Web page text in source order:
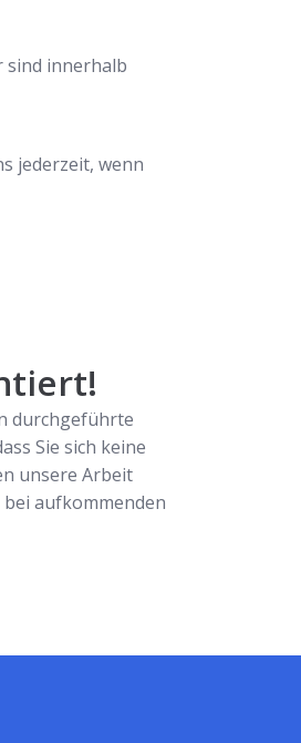
sind innerhalb
jederzeit, wenn
durchgeführte
Sie sich keine
unsere Arbeit
aufkommenden